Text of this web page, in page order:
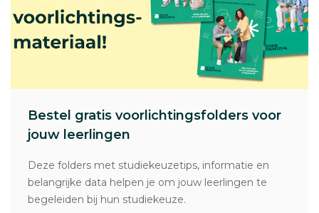
Bestel gratis voorlichtingsfolders voor
jouw leerlingen
Deze folders met studiekeuzetips, informatie en
belangrijke data helpen je om jouw leerlingen te
begeleiden bij hun studiekeuze.